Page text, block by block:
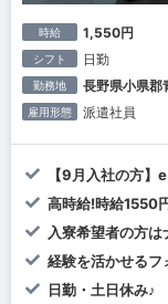
時給 1,550円
シフト 日勤
勤務地 長野県小県
雇用形態 派遣社員
【9月入社の方
高時給!時給1550
入寮希望者の方は
経験を活かせるフ
日勤・土日休み♪